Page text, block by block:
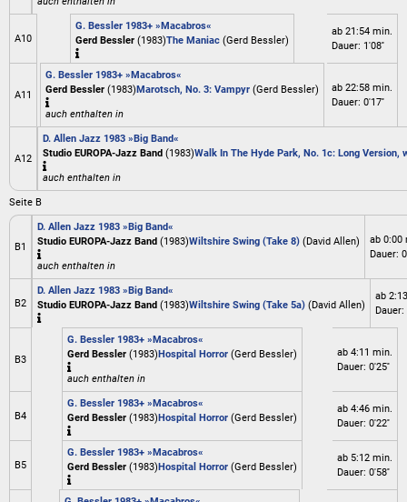
A10
G. Bessler 1983+ »Macabros«
Gerd Bessler (1983)The Maniac (Gerd Bessler)
ab 21:54 min.
Dauer: 1'08''
A11
G. Bessler 1983+ »Macabros«
Gerd Bessler (1983) Marotsch, No. 3: Vampyr (Gerd Bessler)
auch enthalten in
ab 22:58 min.
Dauer: 0'17''
A12
D. Allen Jazz 1983 »Big Band«
Studio EUROPA-Jazz Band (1983)Walk In The Hyde Park, No. 1c: Long Version,
auch enthalten in
Seite B
B1
D. Allen Jazz 1983 »Big Band«
Studio EUROPA-Jazz Band (1983)Wiltshire Swing (Take 8) (David Allen)
auch enthalten in
ab 0:00
Dauer:
B2
D. Allen Jazz 1983 »Big Band«
Studio EUROPA-Jazz Band (1983)Wiltshire Swing (Take 5a) (David Allen)
ab
Dauer:
B3
G. Bessler 1983+ »Macabros«
Gerd Bessler (1983) Hospital Horror (Gerd Bessler)
auch enthalten in
ab 4:11 min.
Dauer: 0'25''
B4
G. Bessler 1983+ »Macabros«
Gerd Bessler (1983) Hospital Horror (Gerd Bessler)
ab 4:46 min.
Dauer: 0'22''
B5
G. Bessler 1983+ »Macabros«
Gerd Bessler (1983) Hospital Horror (Gerd Bessler)
ab 5:12 min.
Dauer: 0'58''